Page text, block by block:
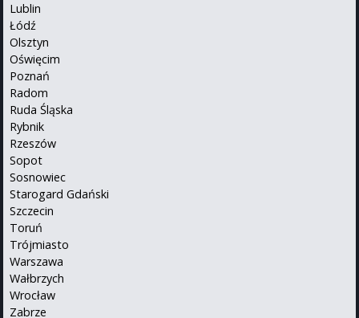
Lublin
Łódź
Olsztyn
Oświęcim
Poznań
Radom
Ruda Śląska
Rybnik
Rzeszów
Sopot
Sosnowiec
Starogard Gdański
Szczecin
Toruń
Trójmiasto
Warszawa
Wałbrzych
Wrocław
Zabrze